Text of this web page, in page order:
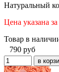
Натуральный
Цена указана
Товар в
790 руб